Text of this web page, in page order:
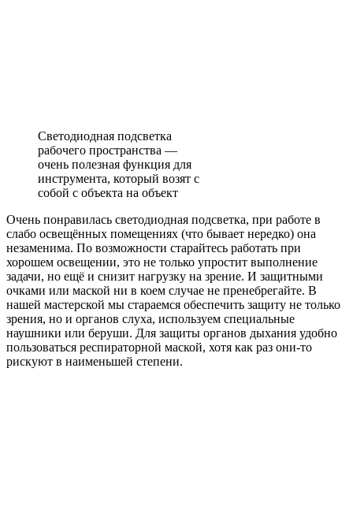
Светодиодная подсветка
рабочего пространства —
очень полезная функция для
инструмента, который возят с
собой с объекта на объект
Очень понравилась светодиодная подсветка, при работе в
слабо освещённых помещениях (что бывает нередко) она
незаменима. По возможности старайтесь работать при
хорошем освещении, это не только упростит выполнение
задачи, но ещё и снизит нагрузку на зрение. И защитными
очками или маской ни в коем случае не пренебрегайте. В
нашей мастерской мы стараемся обеспечить защиту не только
зрения, но и органов слуха, используем специальные
наушники или беруши. Для защиты органов дыхания удобно
пользоваться респираторной маской, хотя как раз они-то
рискуют в наименьшей степени.